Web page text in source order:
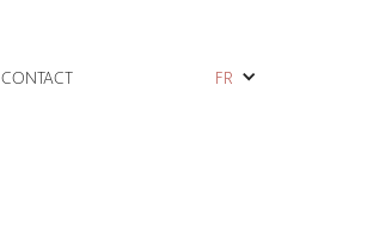
CONTACT FR